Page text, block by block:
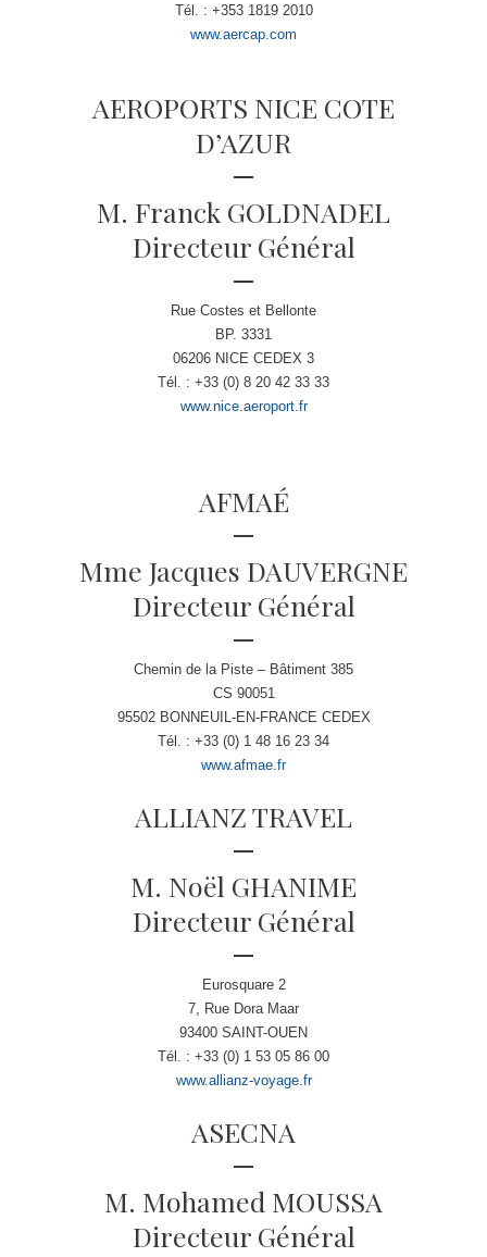
Tél. : +353 1819 2010
www.aercap.com
AEROPORTS NICE COTE
D’AZUR
M. Franck GOLDNADEL
Directeur Général
Rue Costes et Bellonte
BP. 3331
06206 NICE CEDEX 3
Tél. : +33 (0) 8 20 42 33 33
www.nice.aeroport.fr
AFMAÉ
Mme Jacques DAUVERGNE
Directeur Général
Chemin de la Piste – Bâtiment 385
CS 90051
95502 BONNEUIL-EN-FRANCE CEDEX
Tél. : +33 (0) 1 48 16 23 34
www.afmae.fr
ALLIANZ TRAVEL
M. Noël GHANIME
Directeur Général
Eurosquare 2
7, Rue Dora Maar
93400 SAINT-OUEN
Tél. : +33 (0) 1 53 05 86 00
www.allianz-voyage.fr
ASECNA
M. Mohamed MOUSSA
Directeur Général